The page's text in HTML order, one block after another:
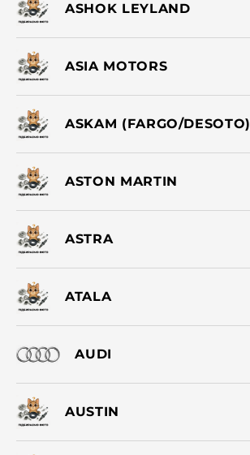
ASHOK LEYLAND
ASIA MOTORS
ASKAM (FARGO/DESOTO)
ASTON MARTIN
ASTRA
ATALA
AUDI
AUSTIN